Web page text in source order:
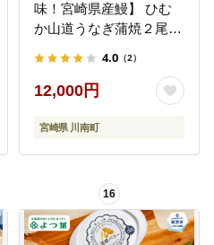
味！宮崎県産鰻】 ひむ
か山道うなぎ蒲焼２尾分
うなぎ ウナギ 鰻 】
[B08410]
4.0 （2）
12,000円
宮崎県 川南町
16